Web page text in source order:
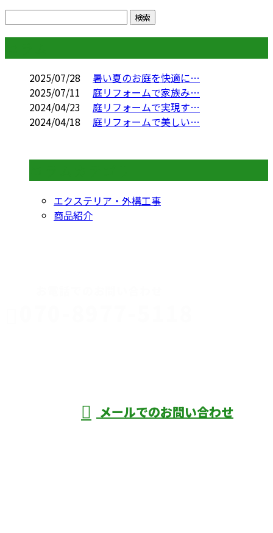
2025/07/28
暑い夏のお庭を快適に…
2025/07/11
庭リフォームで家族み…
2024/04/23
庭リフォームで実現す…
2024/04/18
庭リフォームで美しい…
エクステリア・外構工事
商品紹介
メールでのお問い合わせ